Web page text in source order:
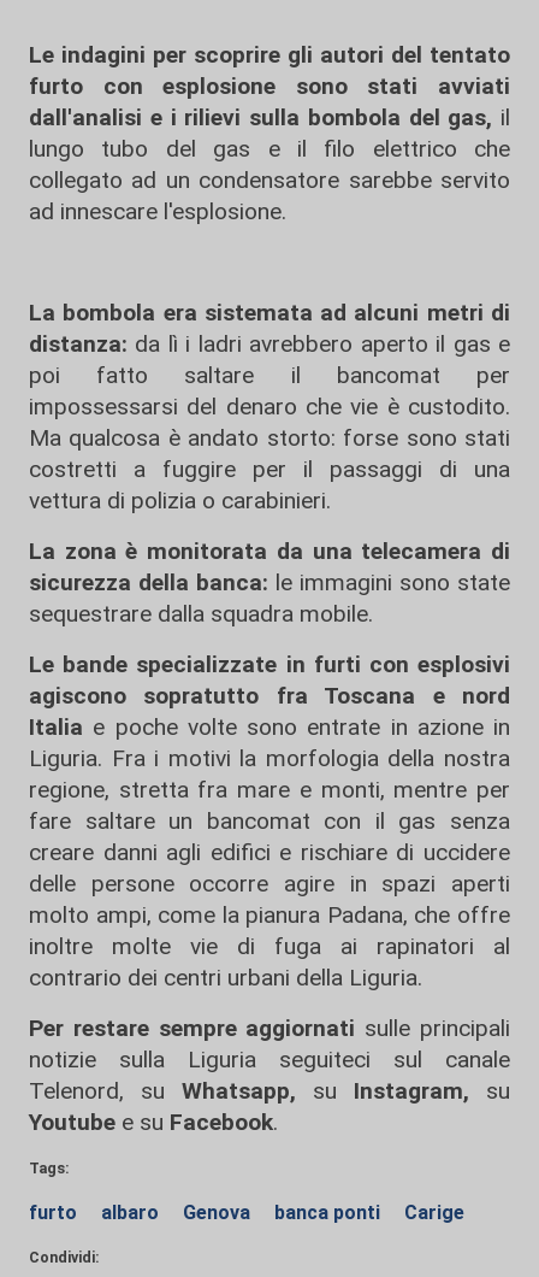
Le indagini per scoprire gli autori del tentato
furto con esplosione sono stati avviati
dall'analisi e i rilievi sulla bombola del gas, il
lungo tubo del gas e il filo elettrico che
collegato ad un condensatore sarebbe servito
ad innescare l'esplosione.
La bombola era sistemata ad alcuni metri di
distanza: da lì i ladri avrebbero aperto il gas e
poi fatto saltare il bancomat per
impossessarsi del denaro che vie è custodito.
Ma qualcosa è andato storto: forse sono stati
costretti a fuggire per il passaggi di una
vettura di polizia o carabinieri.
La zona è monitorata da una telecamera di
sicurezza della banca: le immagini sono state
sequestrare dalla squadra mobile.
Le bande specializzate in furti con esplosivi
agiscono sopratutto fra Toscana e nord
Italia e poche volte sono entrate in azione in
Liguria. Fra i motivi la morfologia della nostra
regione, stretta fra mare e monti, mentre per
fare saltare un bancomat con il gas senza
creare danni agli edifici e rischiare di uccidere
delle persone occorre agire in spazi aperti
molto ampi, come la pianura Padana, che offre
inoltre molte vie di fuga ai rapinatori al
contrario dei centri urbani della Liguria.
Per restare sempre aggiornati sulle principali
notizie sulla Liguria seguiteci sul canale
Telenord, su
Whatsapp, su Instagram, su
Youtube e su Facebook.
Tags:
furto albaro Genova banca ponti Carige
Condividi: